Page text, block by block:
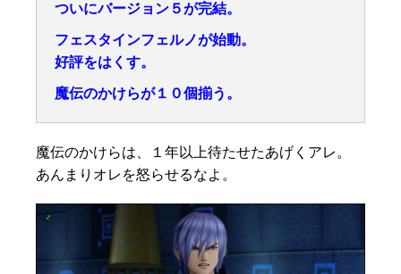
ついにバージョン５が完結。
フェスタインフェルノが始動。
好評をはくす。
魔伝のかけらが１０個揃う。
魔伝のかけらは、１年以上待たせたあげくアレ。
あんまりオレを怒らせるなよ。